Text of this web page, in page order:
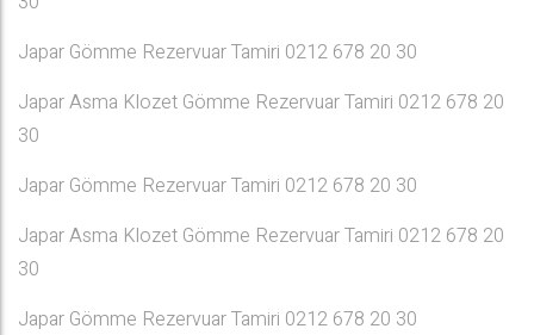
Japar Gömme Rezervuar Tamiri 0212 678 20 30
Japar Asma Klozet Gömme Rezervuar Tamiri 0212 678 20
30
Japar Gömme Rezervuar Tamiri 0212 678 20 30
Japar Asma Klozet Gömme Rezervuar Tamiri 0212 678 20
30
Japar Gömme Rezervuar Tamiri 0212 678 20 30